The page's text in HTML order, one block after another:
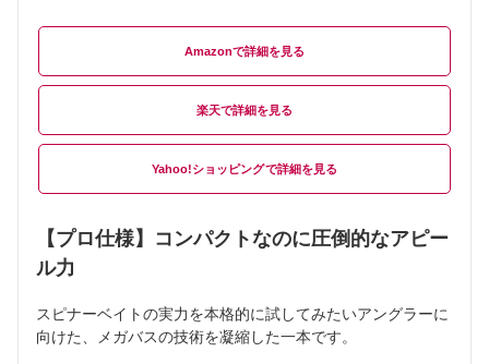
Amazon
楽天
Yahoo!ショッピング
【プロ仕様】コンパクトなのに圧倒的なアピー
ル力
スピナーベイトの実力を本格的に試してみたいアングラーに
向けた、メガバスの技術を凝縮した一本です。